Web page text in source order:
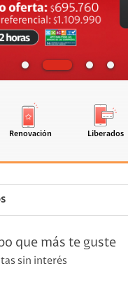
Renovación Liberados
que más te guste
sin interés